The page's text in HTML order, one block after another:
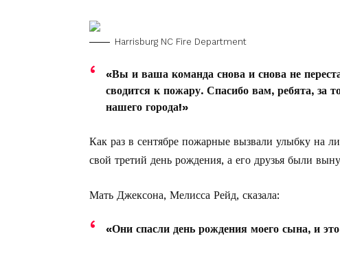
Harrisburg NC Fire Department
«Вы и ваша команда снова и снова не
сводится к пожару. Спасибо вам, ребята, за
нашего города!»
Как раз в сентябре пожарные вызвали улыбку на
свой третий день рождения, а его друзья были
Мать Джексона, Мелисса Рейд, сказала:
«Они спасли день рождения моего сына, и это